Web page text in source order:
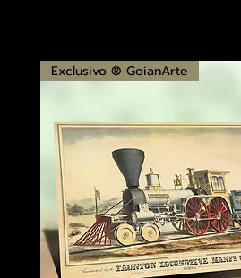
Exclusivo ® GoianArte